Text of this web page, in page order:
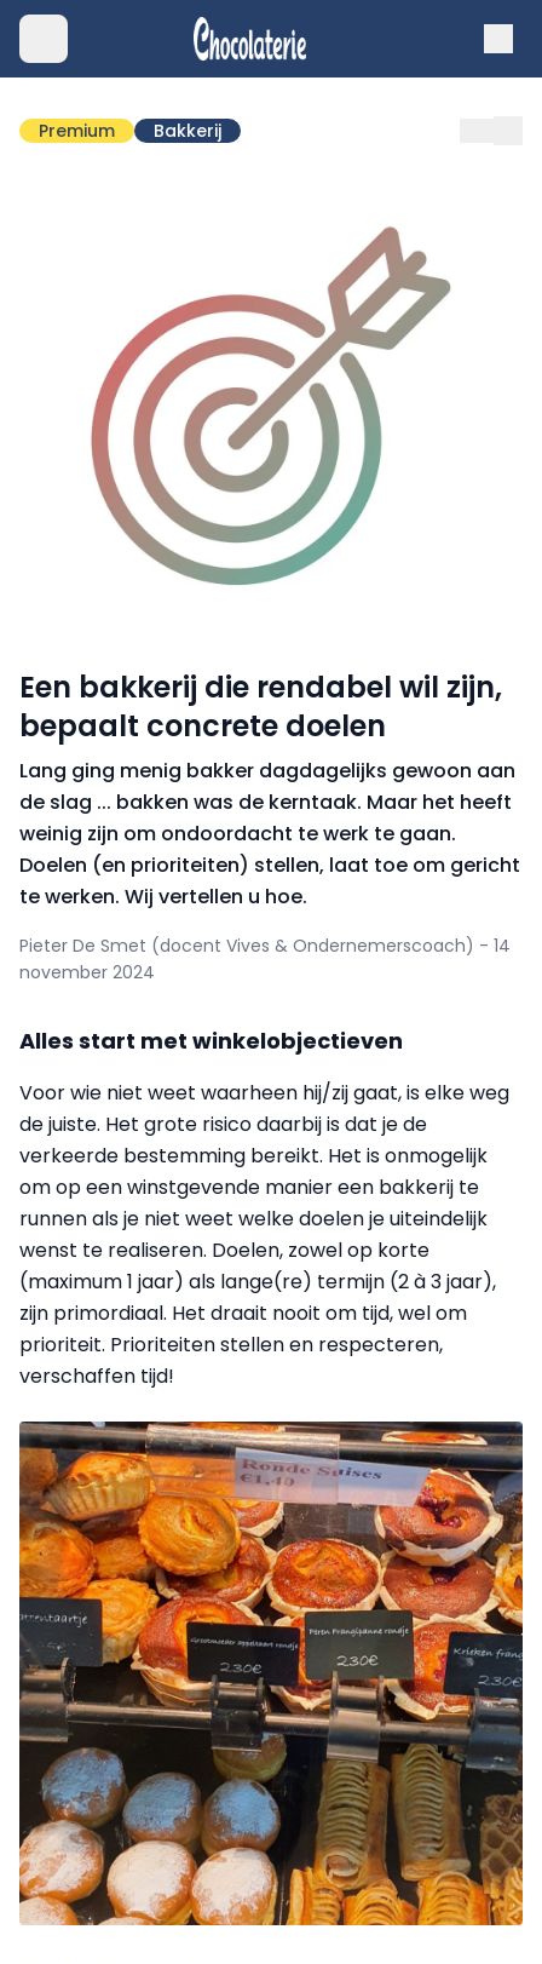
Premium Bakkerij
Een bakkerij die rendabel wil zijn,
bepaalt concrete doelen
Lang ging menig bakker dagdagelijks gewoon aan
de slag ... bakken was de kerntaak. Maar het heeft
weinig zijn om ondoordacht te werk te gaan.
Doelen (en prioriteiten) stellen, laat toe om gericht
te werken. Wij vertellen u hoe.
Pieter De Smet (docent Vives & Ondernemerscoach) - 14
november 2024
Alles start met winkelobjectieven
Voor wie niet weet waarheen hij/zij gaat, is elke weg
de juiste. Het grote risico daarbij is dat je de
verkeerde bestemming bereikt. Het is onmogelijk
om op een winstgevende manier een bakkerij te
runnen als je niet weet welke doelen je uiteindelijk
wenst te realiseren. Doelen, zowel op korte
(maximum 1 jaar) als lange(re) termijn (2 à 3 jaar),
zijn primordiaal. Het draait nooit om tijd, wel om
prioriteit. Prioriteiten stellen en respecteren,
verschaffen tijd!